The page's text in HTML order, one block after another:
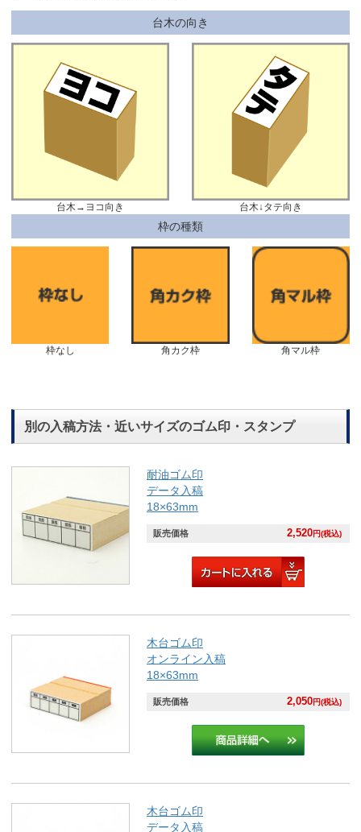
台木の向き
台木→ヨコ向き 台木↓タテ向き
枠の種類
枠なし 角カク枠 角マル枠
別の入稿方法・近いサイズのゴム印・スタンプ
耐油ゴム印
データ入稿
18×63mm
販売価格 2,520円(税込)
木台ゴム印
オンライン入稿
18×63mm
販売価格 2,050円(税込)
木台ゴム印
データ入稿